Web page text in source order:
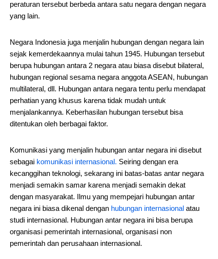
peraturan tersebut berbeda antara satu negara dengan negara
yang lain.
Negara Indonesia juga menjalin hubungan dengan negara lain
sejak kemerdekaannya mulai tahun 1945. Hubungan tersebut
berupa hubungan antara 2 negara atau biasa disebut bilateral,
hubungan regional sesama negara anggota ASEAN, hubungan
multilateral, dll. Hubungan antara negara tentu perlu mendapat
perhatian yang khusus karena tidak mudah untuk
menjalankannya. Keberhasilan hubungan tersebut bisa
ditentukan oleh berbagai faktor.
Komunikasi yang menjalin hubungan antar negara ini disebut
sebagai komunikasi internasional. Seiring dengan era
kecanggihan teknologi, sekarang ini batas-batas antar negara
menjadi semakin samar karena menjadi semakin dekat
dengan masyarakat. Ilmu yang mempejari hubungan antar
negara ini biasa dikenal dengan hubungan internasional atau
studi internasional. Hubungan antar negara ini bisa berupa
organisasi pemerintah internasional, organisasi non
pemerintah dan perusahaan internasional.